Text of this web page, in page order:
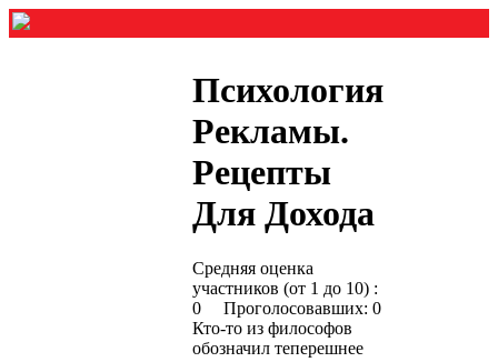
Психология
Рекламы.
Рецепты
Для Дохода
Средняя оценка
участников (от 1 до 10) :
0 Проголосовавших: 0
Кто-то из философов
обозначил теперешнее